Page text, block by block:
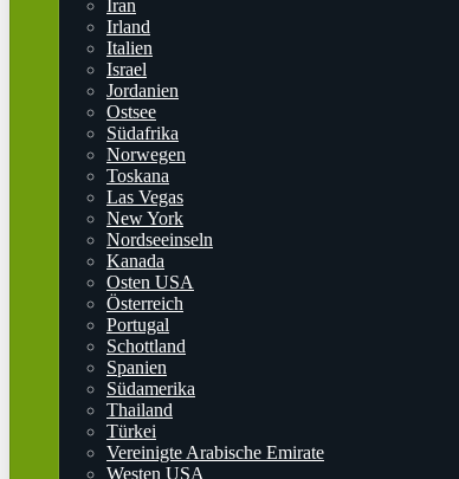
Iran
Irland
Italien
Israel
Jordanien
Ostsee
Südafrika
Norwegen
Toskana
Las Vegas
New York
Nordseeinseln
Kanada
Osten USA
Österreich
Portugal
Schottland
Spanien
Südamerika
Thailand
Türkei
Vereinigte Arabische Emirate
Westen USA